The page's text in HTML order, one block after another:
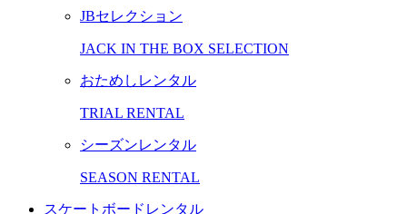
JBセレクション
JACK IN THE BOX SELECTION
おためしレンタル
TRIAL RENTAL
シーズンレンタル
SEASON RENTAL
スケートボードレンタル